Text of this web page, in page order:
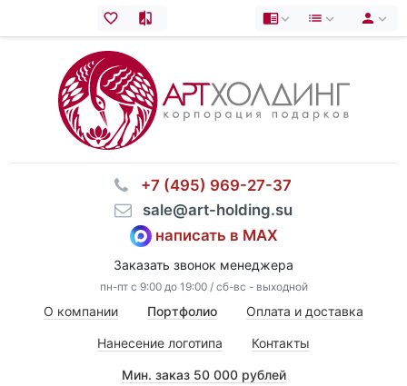
⠀+7 (495) 969-27-37
⠀sale@art-holding.su
написать в MAX
Заказать звонок менеджера
пн-пт с 9:00 до 19:00 / сб-вс - выходной
О компании Портфолио Оплата и доставка
Нанесение логотипа Контакты
Мин. заказ 50 000 рублей